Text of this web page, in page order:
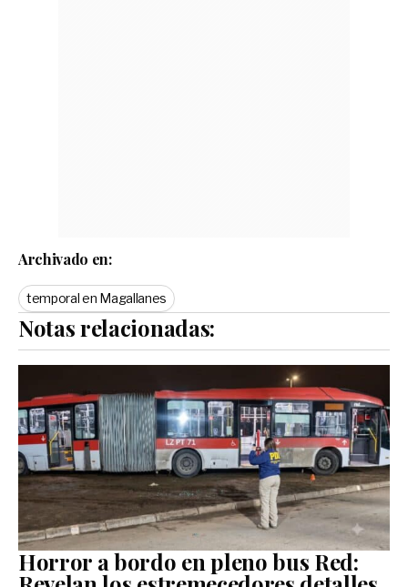
Archivado en:
temporal en Magallanes
Notas relacionadas:
Horror a bordo en pleno bus Red: